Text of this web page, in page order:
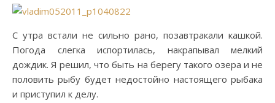
С утра встали не сильно рано, позавтракали кашкой.
Погода слегка испортилась, накрапывал мелкий
дождик. Я решил, что быть на берегу такого озера и не
половить рыбу будет недостойно настоящего рыбака
и приступил к делу.